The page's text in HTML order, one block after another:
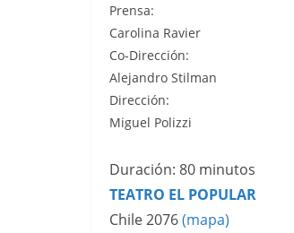
Prensa:
Carolina Ravier
Co-Dirección:
Alejandro Stilman
Dirección:
Miguel Polizzi
Duración: 80 minutos
TEATRO EL POPULAR
Chile 2076(mapa)